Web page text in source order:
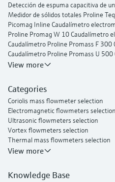
Detección de espuma capacitiva de
Medidor de sólidos totales Proline
Picomag Inline Caudalímetro
Proline Promag W 10 Caudalímetro
Caudalímetro Proline Promass F 300
Caudalímetro Proline Promass U 500
Caudalímetro por ultrasonidos
Proline t-mass I 300 Caudalímetro
View more
Categories
Coriolis mass flowmeter selection
Electromagnetic flowmeters selection
Ultrasonic flowmeters selection
Vortex flowmeters selection
Thermal mass flowmeters selection
View more
Knowledge Base